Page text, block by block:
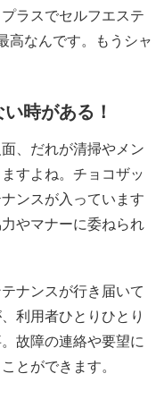
ラスでセルフエステ
高なんです。もうシャ
時がある！
、だれが清掃やメン
すよね。チョコザッ
ンスが入っています
やマナーに委ねられ
ナンスが行き届いて
利用者ひとりひとり
故障の連絡や要望に
とができます。